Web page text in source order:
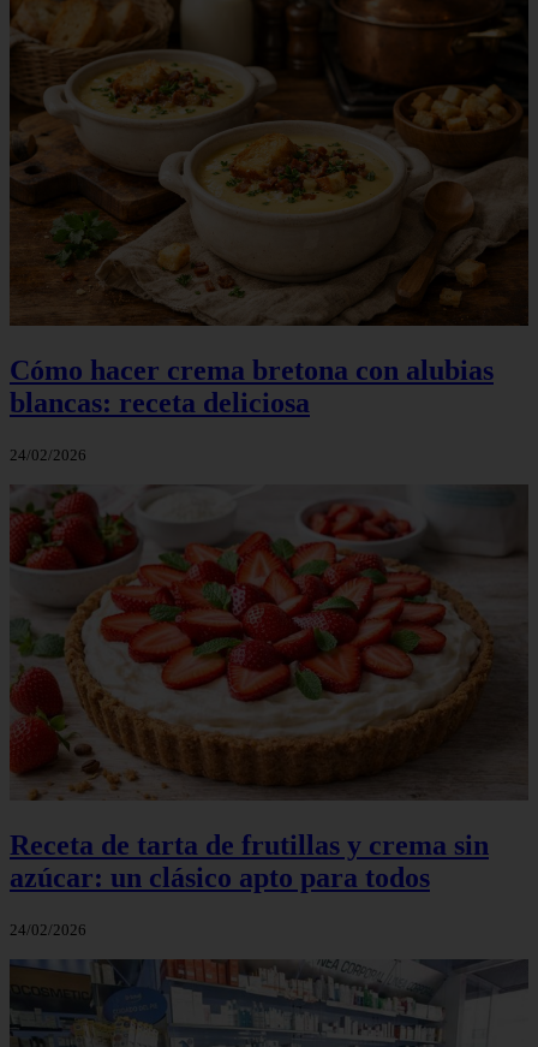
Cómo hacer crema bretona con alubias
blancas: receta deliciosa
24/02/2026
Receta de tarta de frutillas y crema sin
azúcar: un clásico apto para todos
24/02/2026